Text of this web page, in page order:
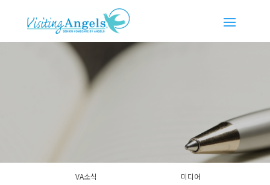
VA소식 미디어